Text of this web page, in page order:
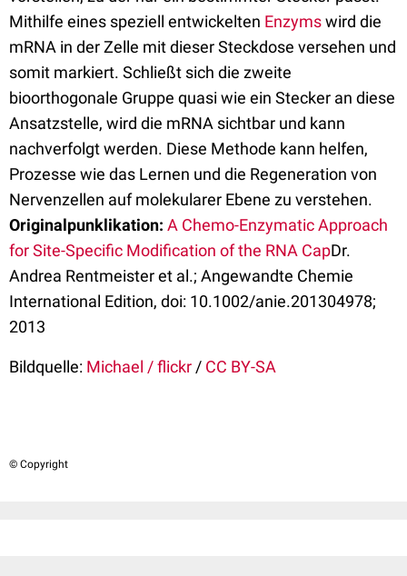
Mithilfe eines speziell entwickelten Enzymswird die
mRNA in der Zelle mit dieser Steckdose versehen und
somit markiert. Schließt sich die zweite
bioorthogonale Gruppe quasi wie ein Stecker an diese
Ansatzstelle, wird die mRNA sichtbar und kann
nachverfolgt werden. Diese Methode kann helfen,
Prozesse wie das Lernen und die Regeneration von
Nervenzellen auf molekularer Ebene zu verstehen.
Originalpunklikation: A Chemo-Enzymatic Approach
for Site-Specific Modification of the RNA CapDr.
Andrea Rentmeister et al.; Angewandte Chemie
International Edition, doi: 10.1002/anie.201304978;
2013
Bildquelle: Michael / flickr / CC BY-SA
© Copyright